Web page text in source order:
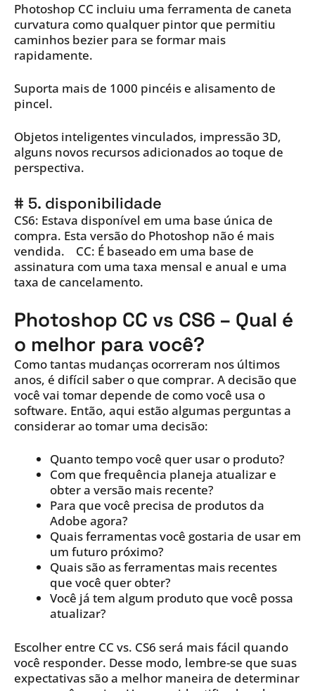
Photoshop CC incluiu uma ferramenta de caneta
curvatura como qualquer pintor que permitiu
caminhos bezier para se formar mais
rapidamente.
Suporta mais de 1000 pincéis e alisamento de
pincel.
Objetos inteligentes vinculados, impressão 3D,
alguns novos recursos adicionados ao toque de
perspectiva.
# 5. disponibilidade
CS6: Estava disponível em uma base única de
compra. Esta versão do Photoshop não é mais
vendida. CC: É baseado em uma base de
assinatura com uma taxa mensal e anual e uma
taxa de cancelamento.
Photoshop CC vs CS6 – Qual é
o melhor para você?
Como tantas mudanças ocorreram nos últimos
anos, é difícil saber o que comprar. A decisão que
você vai tomar depende de como você usa o
software. Então, aqui estão algumas perguntas a
considerar ao tomar uma decisão:
Quanto tempo você quer usar o produto?
Com que frequência planeja atualizar e
obter a versão mais recente?
Para que você precisa de produtos da
Adobe agora?
Quais ferramentas você gostaria de usar em
um futuro próximo?
Quais são as ferramentas mais recentes
que você quer obter?
Você já tem algum produto que você possa
atualizar?
Escolher entre CC vs. CS6 será mais fácil quando
você responder. Desse modo, lembre-se que suas
expectativas são a melhor maneira de determinar